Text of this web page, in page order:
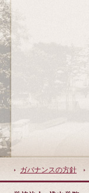
ガバナンスの方針